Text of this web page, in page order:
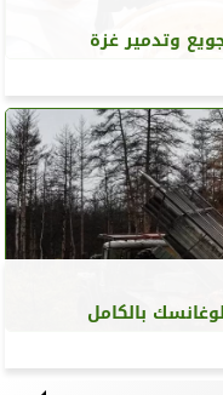
وتدمير غزة
بالكامل